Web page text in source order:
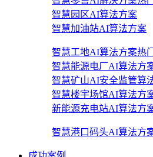
智慧园区AI算法方案
智慧加油站AI算法方案
智慧工地AI算法方案热门
智慧能源电厂AI算法方
智慧矿山AI安全监管算
智慧楼宇场馆AI算法方
新能源充电站AI算法方
智慧港口码头AI算法方